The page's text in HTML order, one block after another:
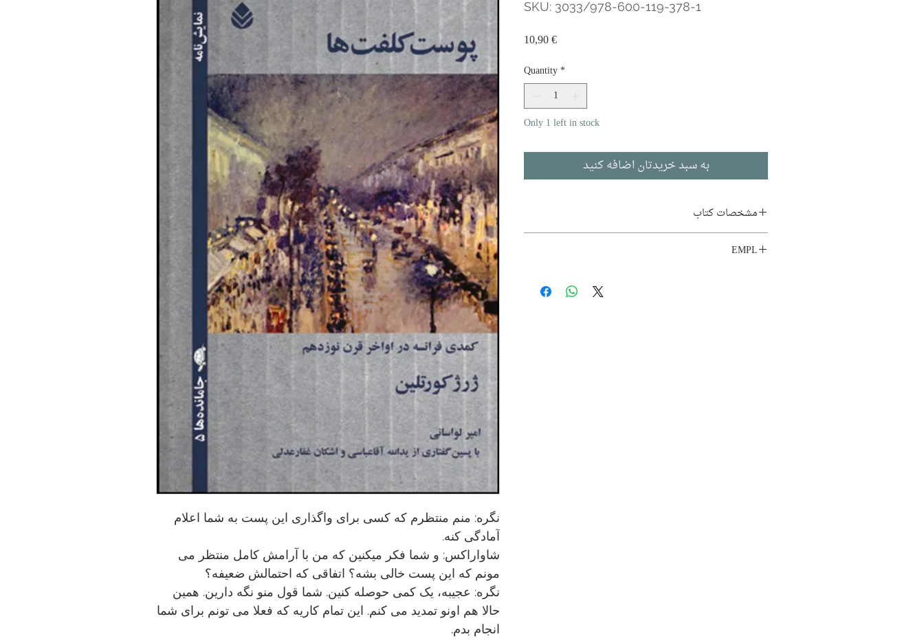
نگره: منم منتظرم که کسی برای واگذاری این پست به شما اعلام
آمادگی کنه.
شاواراکس: و شما فکر میکنین که من با آرامش کامل منتظر می
مونم که این پست خالی بشه؟ اتفاقی که احتمالش ضعیفه؟
نگره: عجیبه، یک کمی حوصله کنین. شما قول منو نگه دارین. همین
حالا هم اونو تمدید می کنم. این تمام کاریه که فعلا می تونم برای شما
انجام بدم.
SKU: 3033/978-600-119-378-1
10,90 €Price
Quantity*
Only 1 left in stock
به سبد خریدتان اضافه کنید
مشخصات کتاب
نویسنده:
EMPL